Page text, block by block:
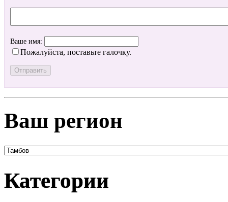
Ваше имя:
Пожалуйста, поставьте галочку.
Ваш регион
Категории